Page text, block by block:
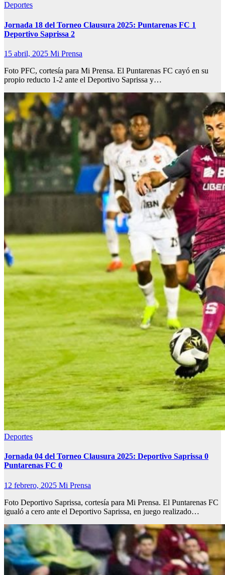
Deportes
Jornada 18 del Torneo Clausura 2025: Puntarenas FC 1
Deportivo Saprissa 2
15 abril, 2025 Mi Prensa
Foto PFC, cortesía para Mi Prensa. El Puntarenas FC cayó en su
propio reducto 1-2 ante el Deportivo Saprissa y…
Deportes
Jornada 04 del Torneo Clausura 2025: Deportivo Saprissa 0
Puntarenas FC 0
12 febrero, 2025 Mi Prensa
Foto Deportivo Saprissa, cortesía para Mi Prensa. El Puntarenas FC
igualó a cero ante el Deportivo Saprissa, en juego realizado…